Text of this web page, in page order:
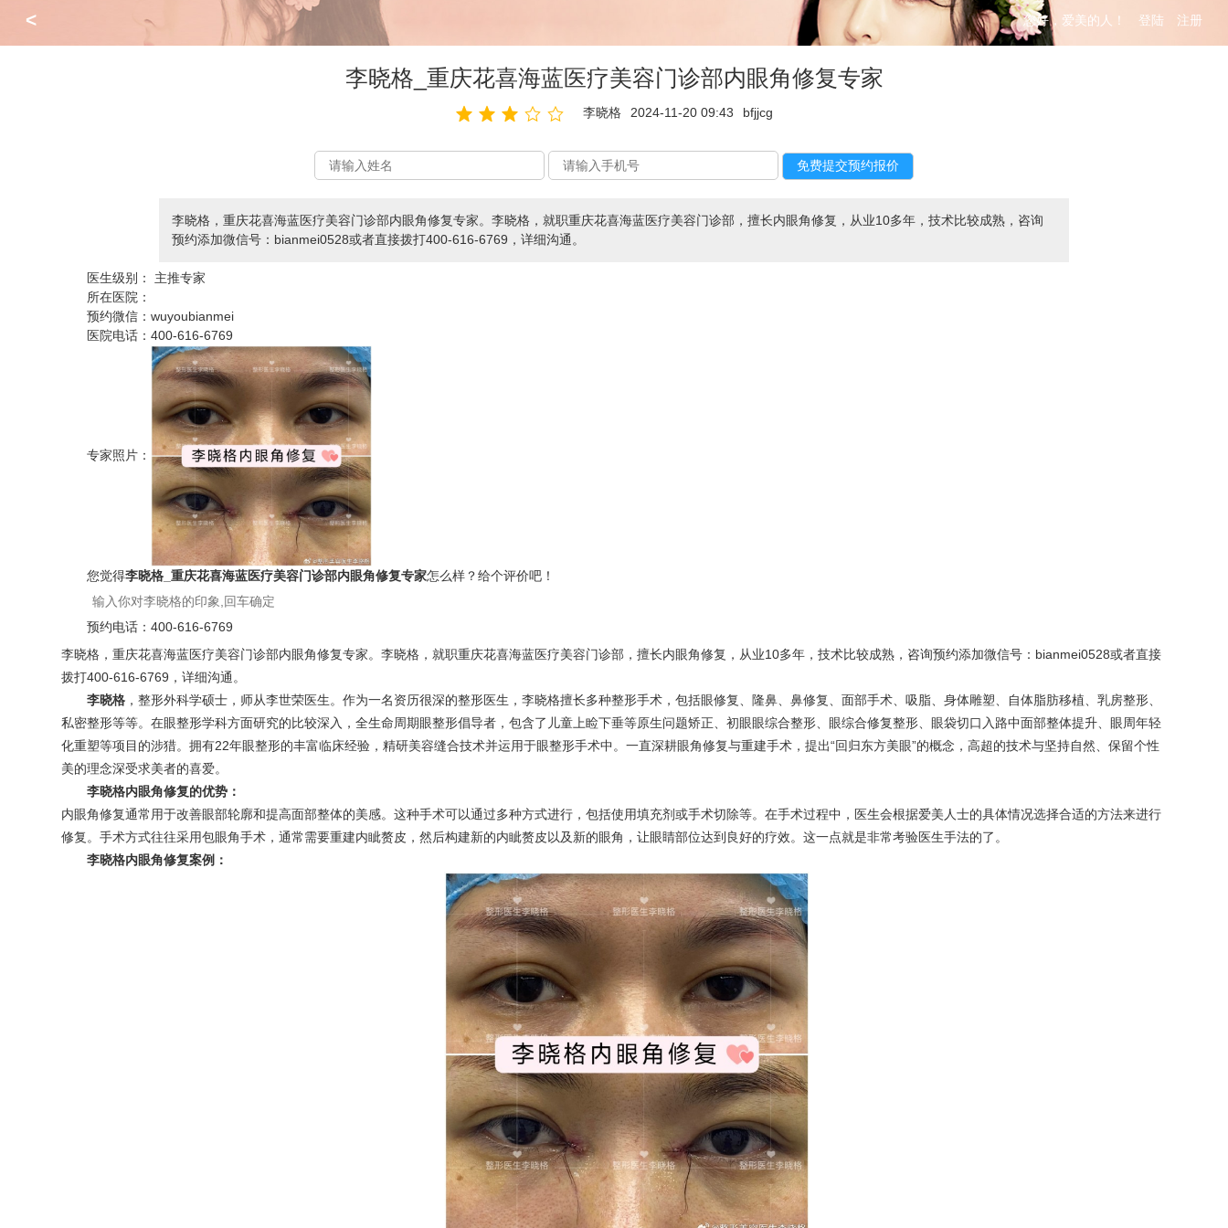
< 您好，爱美的人！ 登陆 注册
李晓格_重庆花喜海蓝医疗美容门诊部内眼角修复专家
李晓格 2024-11-20 09:43 bfjjcg
李晓格，重庆花喜海蓝医疗美容门诊部内眼角修复专家。李晓格，就职重庆花喜海蓝医疗美容门诊部，擅长内眼角修复，从业10多年，技术比较成熟，咨询
预约添加微信号：bianmei0528或者直接拨打400-616-6769，详细沟通。
医生级别：
主推专家
所在医院：
预约微信：wuyoubianmei
医院电话：400-616-6769
专家照片：
您觉得李晓格_重庆花喜海蓝医疗美容门诊部内眼角修复专家怎么样？给个评价吧！
预约电话：400-616-6769
李晓格，重庆花喜海蓝医疗美容门诊部内眼角修复专家。李晓格，就职重庆花喜海蓝医疗美容门诊部，擅长内眼角修复，从业10多年，技术比较成熟，咨询预约添加微信号：bianmei0528或者直接
拨打400-616-6769，详细沟通。
李晓格 ，整形外科学硕士，师从李世荣医生。作为一名资历很深的整形医生，李晓格擅长多种整形手术，包括眼修复、隆鼻、鼻修复、面部手术、吸脂、身体雕塑、自体脂肪移植、乳房整形、
私密整形等等。在眼整形学科方面研究的比较深入，全生命周期眼整形倡导者，包含了儿童上睑下垂等原生问题矫正、初眼眼综合整形、眼综合修复整形、眼袋切口入路中面部整体提升、眼周年轻
化重塑等项目的涉猎。拥有22年眼整形的丰富临床经验，精研美容缝合技术并运用于眼整形手术中。一直深耕眼角修复与重建手术，提出“回归东方美眼”的概念，高超的技术与坚持自然、保留个性
美的理念深受求美者的喜爱。
李晓格内眼角修复的优势：
内眼角修复通常用于改善眼部轮廓和提高面部整体的美感。这种手术可以通过多种方式进行，包括使用填充剂或手术切除等。在手术过程中，医生会根据爱美人士的具体情况选择合适的方法来进行
修复。手术方式往往采用包眼角手术，通常需要重建内眦赘皮，然后构建新的内眦赘皮以及新的眼角，让眼睛部位达到良好的疗效。这一点就是非常考验医生手法的了。
李晓格内眼角修复案例：